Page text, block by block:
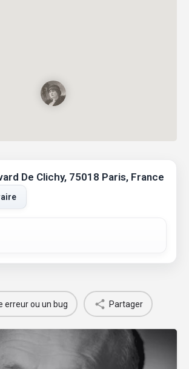
De Clichy, 75018 Paris, France
erreur ou un bug Partager